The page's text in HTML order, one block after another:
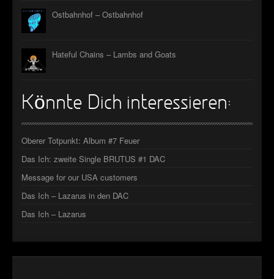
Ostbahnhof – Ostbahnhof
Hateful Chains – Lambs and Goats
Könnte Dich interessieren:
Oberer Totpunkt: Album #7 Feuer
Das Ich: zweite Single BRUTUS #1 DAC
Message for our USA customers
Das Ich – Lazarus in den DAC
Das Ich – Lazarus